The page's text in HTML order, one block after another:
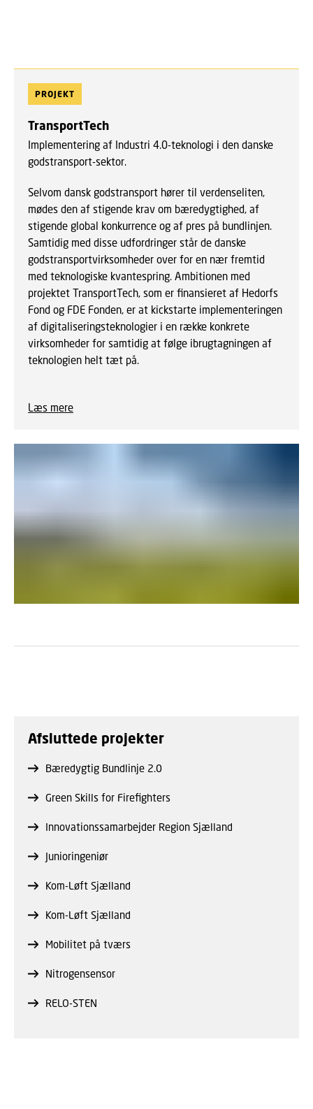
PROJEKT
TransportTech
Implementering af Industri 4.0-teknologi i den danske
godstransport-sektor.
Selvom dansk godstransport hører til verdenseliten,
mødes den af stigende krav om bæredygtighed, af
stigende global konkurrence og af pres på bundlinjen.
Samtidig med disse udfordringer står de danske
godstransportvirksomheder over for en nær fremtid
med teknologiske kvantespring. Ambitionen med
projektet TransportTech, som er finansieret af Hedorfs
Fond og FDE Fonden, er at kickstarte implementeringen
af digitaliseringsteknologier i en række konkrete
virksomheder for samtidig at følge ibrugtagningen af
teknologien helt tæt på.
Læs mere
Afsluttede projekter
Bæredygtig Bundlinje 2.0
Green Skills for Firefighters
Innovationssamarbejder Region Sjælland
Junioringeniør
Kom-Løft Sjælland
Kom-Løft Sjælland
Mobilitet på tværs
Nitrogensensor
RELO-STEN